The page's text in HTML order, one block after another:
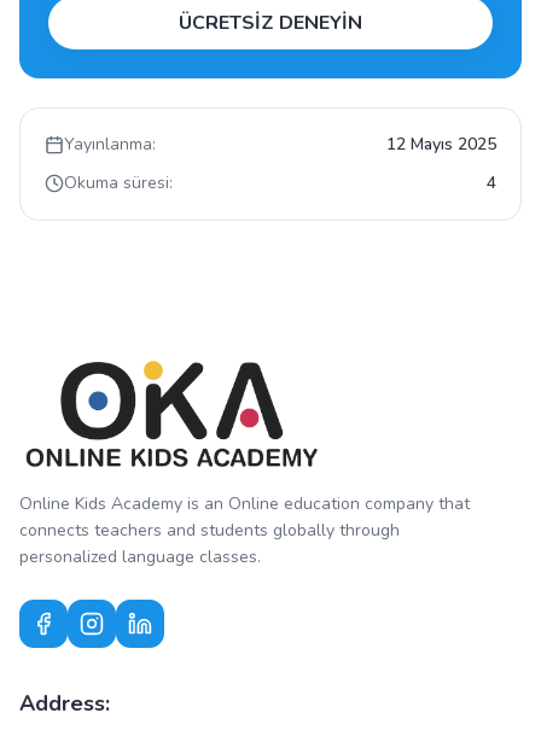
ÜCRETSİZ DENEYİN
Yayınlanma:
12 Mayıs 2025
Okuma süresi:
4
Online Kids Academy is an Online education company that
connects teachers and students globally through
personalized language classes.
Address: